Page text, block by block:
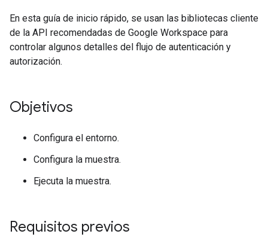
En esta guía de inicio rápido, se usan las bibliotecas cliente
de la API recomendadas de Google Workspace para
controlar algunos detalles del flujo de autenticación y
autorización.
Objetivos
Configura el entorno.
Configura la muestra.
Ejecuta la muestra.
Requisitos previos